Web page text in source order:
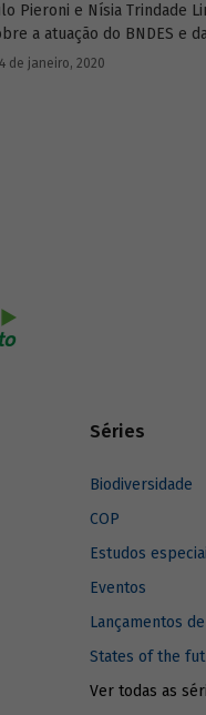
Pieroni e Nísia Trindade
a atuação do BNDES e
setor, explicando como as
de janeiro, 2020
Séries
Biodiversidade
COP
Estudos
Eventos
Lançamentos
States of the
Ver todas as